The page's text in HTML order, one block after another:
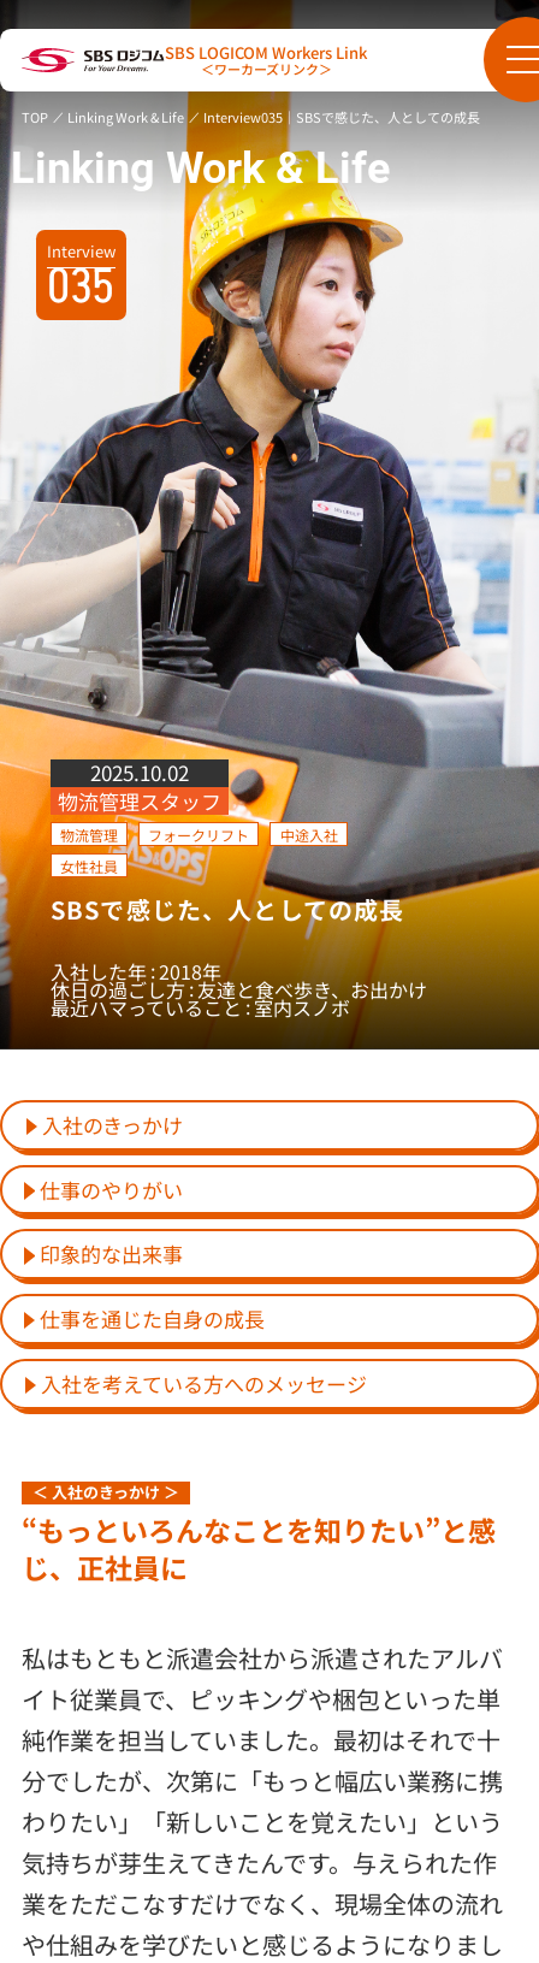
SBS LOGICOM Workers Link
＜ワーカーズリンク＞
TOP Linking Work & Life Interview035｜SBSで感じた、人としての成長
Interview
035
Linking Work & Life
2025.10.02
物流管理スタッフ
物流管理 フォークリフト
中途入社
女性社員
SBSで感じた、人としての成長
入社した年 2018年
休日の過ごし方 友達と食べ歩き、お出かけ
最近ハマっていること 室内スノボ
入社のきっかけ
仕事のやりがい
印象的な出来事
仕事を通じた自身の成長
入社を考えている方へのメッセージ
＜ 入社のきっかけ ＞
“もっといろんなことを知りたい”と感
じ、正社員に
私はもともと派遣会社から派遣されたアルバ
イト従業員で、ピッキングや梱包といった単
純作業を担当していました。最初はそれで十
分でしたが、次第に「もっと幅広い業務に携
わりたい」「新しいことを覚えたい」という
気持ちが芽生えてきたんです。与えられた作
業をただこなすだけでなく、現場全体の流れ
や仕組みを学びたいと感じるようになりまし